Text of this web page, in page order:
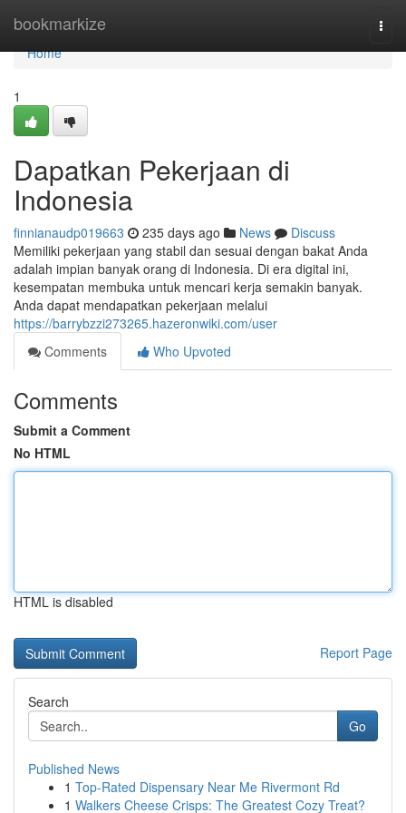
bookmarkize
Home
Home
1
Dapatkan Pekerjaan di
Indonesia
finnianaudp019663 235 days ago News
Discuss
Memiliki pekerjaan yang stabil dan sesuai dengan bakat Anda
adalah impian banyak orang di Indonesia. Di era digital ini,
kesempatan membuka untuk mencari kerja semakin banyak.
Anda dapat mendapatkan pekerjaan melalui
https://barrybzzi273265.hazeronwiki.com/user
Comments
Who Upvoted
Comments
Submit a Comment
No HTML
HTML is disabled
Report Page
Search
Go
Published News
1 Top-Rated Dispensary Near Me Rivermont Rd
1 Walkers Cheese Crisps: The Greatest Cozy Treat?